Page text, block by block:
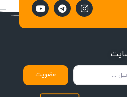
عضویت